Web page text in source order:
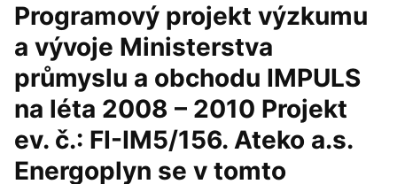
Programový projekt výzkumu
a vývoje Ministerstva
průmyslu a obchodu IMPULS
na léta 2008 – 2010 Projekt
ev. č.: FI-IM5/156. Ateko a.s.
Energoplyn se v tomto